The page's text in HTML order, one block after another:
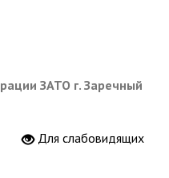
ЗАТО г. Заречный
Для слабовидящих